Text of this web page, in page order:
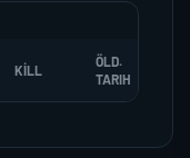
KILL
ÖLD.
TARIH